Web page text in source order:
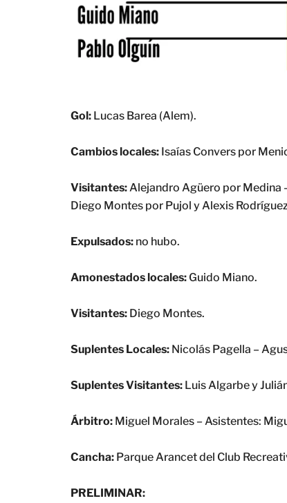
Gol: Lucas Barea (Alem).
Cambios locales: Isaías Convers por
Visitantes:Alejandro Agüero por Medina
Diego Montes por Pujol y Alexis
Expulsados: no hubo.
Amonestados locales: Guido Miano.
Visitantes: Diego Montes.
Suplentes Locales: Nicolás Pagella –
Suplentes Visitantes: Luis Algarbe y
Árbitro: Miguel Morales – Asistentes:
Cancha: Parque Arancet del Club
PRELIMINAR: